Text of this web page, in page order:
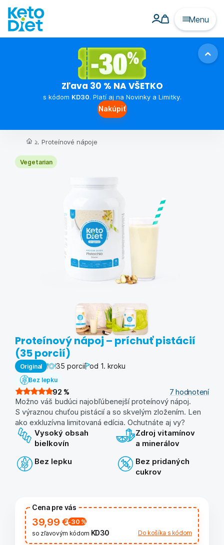
Menu
Zľava 30 % NA VŠETKO
s kódom KD30. Platí aj na Novinky a Limitky.
Nakúpiť
... Proteínové nápoje
Vegetarian
Proteínový nápoj – príchuť pistácií
(35 porcií)
Original 35 porcií od 1. kroku
Bez lepku
92 % 7 hodnotení
Možno váš budúci najobľúbenejší proteínový nápoj.
S výraznou chuťou pistácií a so skvelým zložením. Len
ako exkluzívna limitovaná edícia. Ochutnáte aj vy?
Vysoký obsah
bielkovín
Zdroj vitamínov
a minerálov
Bez lepku
Bez pridaných
cukrov
Cena pre vás
39,99 €-30 %
so zľavovým kódom KD30 Do košíka s kódom